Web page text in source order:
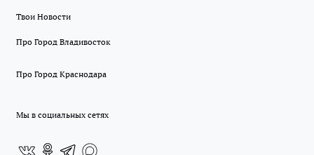
Твои Новости
Про Город Владивосток
Про Город Краснодара
Мы в социальных сетях